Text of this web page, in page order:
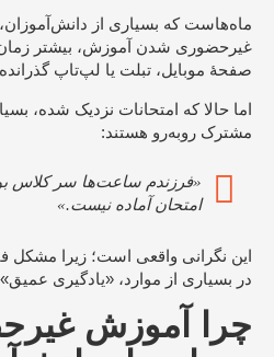
ماه‌هاست که بسیاری از
غیرحضوری شدن آموزش، بیشتر
صفحهٔ موبایل، تبلت یا لپ‌تاپ
اما حالا که امتحانات نزدیک شده،
مشترک روبه‌رو هستند:
«فرزندم ساعت‌ها سر کلاس
امتحان آماده نیست.»
این نگرانی واقعی است؛ زیرا مشکل
در بسیاری از موارد، «یادگیری
چرا آموزش